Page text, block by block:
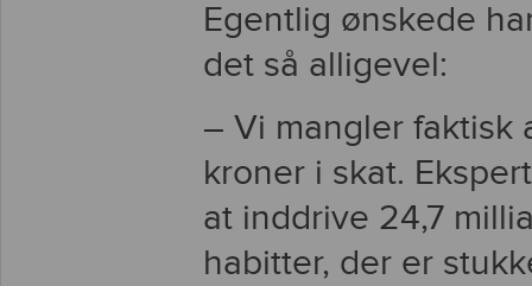
Egentlig ønskede
det så alligevel:
– Vi mangler faktisk
kroner i skat.
at inddrive 24,7
habitter, der er